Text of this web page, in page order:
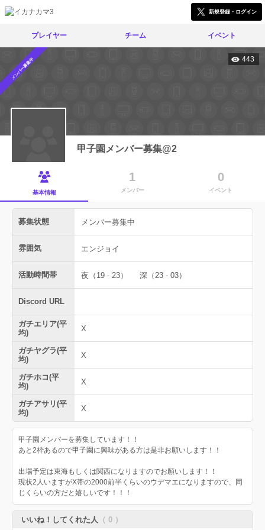
新規登録・ログイン
プレイヤー チーム イベント
メンバー募集中 443
甲子園メンバー募集@2
基本情報
1
メンバー
0
イベント
募集状態 メンバー募集中
雰囲気 エンジョイ
活動時間帯 夜（19 - 23） 深（23 - 03）
Discord URL
ガチエリア(平
均)
X
ガチヤグラ(平
均)
X
ガチホコ(平
均)
X
ガチアサリ(平
均)
X
甲子園メンバーを募集しています！！
あと2枠あるので甲子園に興味がある方は是非お願いします！！
出場予定は東海もしくは関西になりますのでお願いします！！
現状2人いますがX帯の2000前半くらいのウデマエになりますので、同
じくらいの方だと嬉しいです！！！
いいね！してくれた人 （ 0 ）